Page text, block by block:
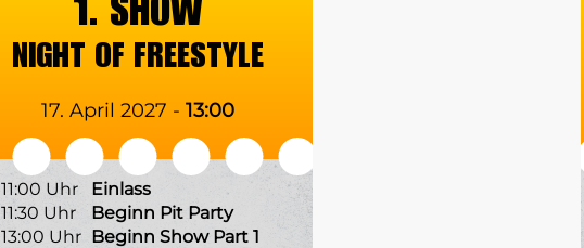
1. SHOW
NIGHT OF FREESTYLE
17. April 2027 - 13:00
11:00 Uhr
Einlass
11:30 Uhr
Beginn Pit Party
13:00 Uhr Beginn Show Part 1